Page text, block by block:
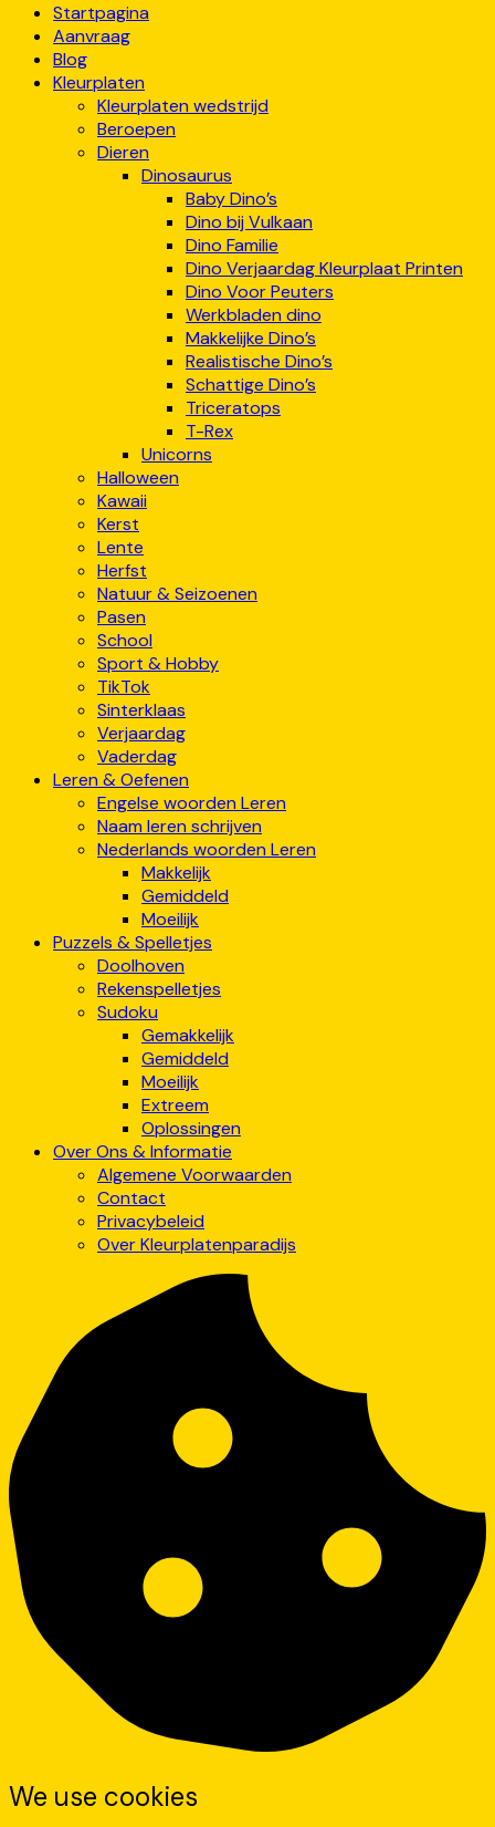
Startpagina
Aanvraag
Blog
Kleurplaten
Kleurplaten wedstrijd
Beroepen
Dieren
Dinosaurus
Baby Dino’s
Dino bij Vulkaan
Dino Familie
Dino Verjaardag Kleurplaat Printen
Dino Voor Peuters
Werkbladen dino
Makkelijke Dino’s
Realistische Dino’s
Schattige Dino’s
Triceratops
T-Rex
Unicorns
Halloween
Kawaii
Kerst
Lente
Herfst
Natuur & Seizoenen
Pasen
School
Sport & Hobby
TikTok
Sinterklaas
Verjaardag
Vaderdag
Leren & Oefenen
Engelse woorden Leren
Naam leren schrijven
Nederlands woorden Leren
Makkelijk
Gemiddeld
Moeilijk
Puzzels & Spelletjes
Doolhoven
Rekenspelletjes
Sudoku
Gemakkelijk
Gemiddeld
Moeilijk
Extreem
Oplossingen
Over Ons & Informatie
Algemene Voorwaarden
Contact
Privacybeleid
Over Kleurplatenparadijs
We use cookies